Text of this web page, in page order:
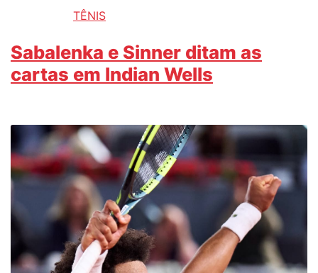
TÊNIS
Sabalenka e Sinner ditam as
cartas em Indian Wells